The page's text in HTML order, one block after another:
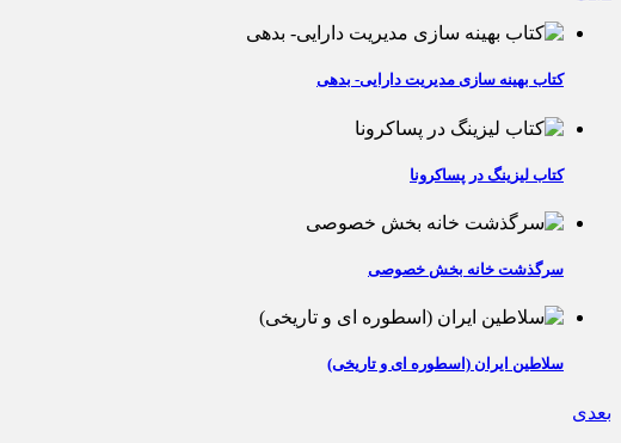
کتاب بهینه سازی مدیریت دارایی- بدهی
کتاب لیزینگ در پساکرونا
سرگذشت خانه بخش خصوصی
سلاطین ایران (اسطوره ای و تاریخی)
بعدی